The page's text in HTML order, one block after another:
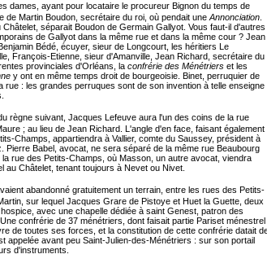
dames, ayant pour locataire le procureur Bignon du temps de
de Martin Boudon, secrétaire du roi, où pendait une Annonciation.
séparait Boudon de Germain Gallyot. Vous faut-il d'autres
de Gallyot dans la même rue et dans la même cour ? Jean
Bédé, écuyer, sieur de Longcourt, les héritiers Le
François-Etienne, sieur d'Amanville, Jean Richard, secrétaire du
provinciales d'Orléans, la confrérie des Ménétrierset les
y ont en même temps droit de bourgeoisie. Binet, perruquier de
rue : les grandes perruques sont de son invention à telle enseigne
règne suivant, Jacques Lefeuve aura l'un des coins de la rue
; au lieu de Jean Richard. L'angle d'en face, faisant également
Champs, appartiendra à Vallier, comte du Saussey, président à
Pierre Babel, avocat, ne sera séparé de la même rue Beaubourg
rue des Petits-Champs, où Masson, un autre avocat, viendra
au Châtelet, tenant toujours à Nevet ou Nivet.
abandonné gratuitement un terrain, entre les rues des Petits-
sur lequel Jacques Grare de Pistoye et Huet la Guette, deux
avec une chapelle dédiée à saint Genest, patron des
confrérie de 37 ménétriers, dont faisait partie Pariset ménestrel
de toutes ses forces, et la constitution de cette confrérie datait
appelée avant peu Saint-Julien-des-Ménétriers : sur son portail
d'instruments.